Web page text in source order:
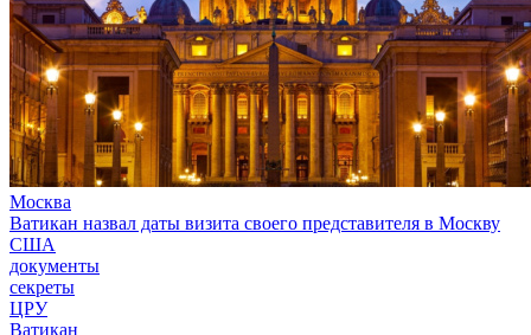
Москва
Ватикан назвал даты визита своего представителя в Москву
США
документы
секреты
ЦРУ
Ватикан